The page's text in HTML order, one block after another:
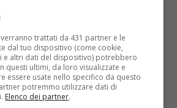
aggiornato seguendoci su Google
notizie deLa Provincia di Biella
Facebook
featuredmalore
trattati da 431 partner e le
dal tuo dispositivo (come cookie,
e altri dati del dispositivo) potrebbero
questi ultimi, da loro visualizzate e
essere usate nello specifico da questo
potremmo utilizzare dati di
Elenco dei partner.